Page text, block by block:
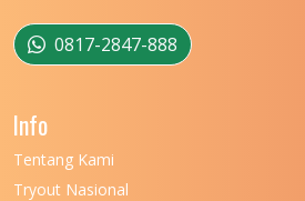
UNIVERSITAS MUSAMUS
UNIVERSITAS NEGERI KHAIRUN
0817-2847-888
Info
Tentang Kami
Tryout Nasional